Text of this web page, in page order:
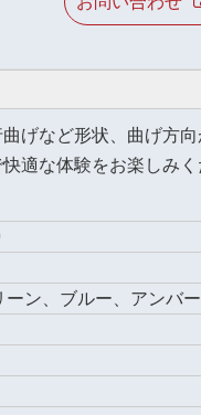
げなど形状、曲げ方
適な体験をお楽しみく
ン、ブルー、アンバ